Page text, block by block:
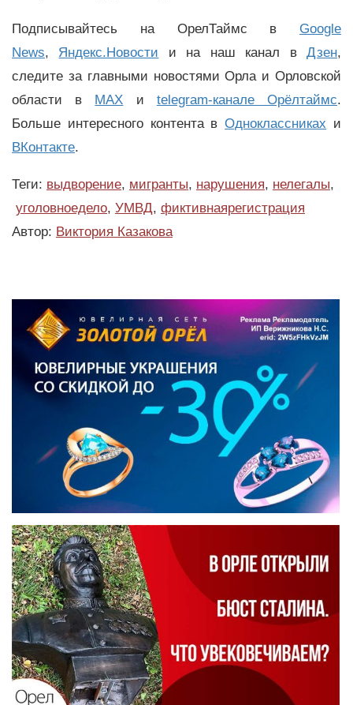
Подписывайтесь на ОрелТаймс в Google
News, Яндекс.Новости и на наш канал вДзен,
следите за главными новостями Орла и Орловской
области в MAX и telegram-канале Орёлтаймс.
Больше интересного контента вОдноклассниках и
ВКонтакте.
Теги: выдворение, мигранты, нарушения, нелегалы,
уголовноедело, УМВД, фиктивнаярегистрация
Автор: Виктория Казакова